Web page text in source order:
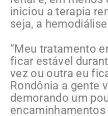
iniciou a terapia
seja, a
“Meu tratamento
ficar estável
vez ou outra eu
Rondônia a gente
demorando um